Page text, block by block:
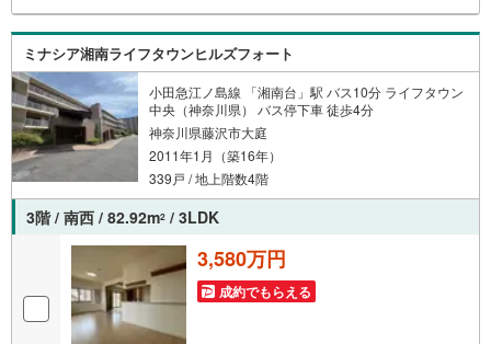
ですお客様のこだわりを聞かせてください！■ ご来店時に
はお車の無料提携駐車場ございます。詳しくは営業スタッ
フまでお問合せくださいませ！■周辺の教育施設やスーパ
ー、ドラックストア等の情報、災害情報等がわかる「物件
レポート」お渡します■他の物件と併せてご案内もOK-ご自
宅や指定場所から無料送迎もOK-当日見学もOKです!!
ミナシア湘南ライフタウンヒルズフォート
小田急江ノ島線 「湘南台」駅 バス10分 ライフタウン
中央（神奈川県） バス停下車 徒歩4分
神奈川県藤沢市大庭
2011年1月（築16年）
339戸 / 地上階数4階
3階 / 南西 / 82.92m2 / 3LDK
3,580万円
成約でもらえる